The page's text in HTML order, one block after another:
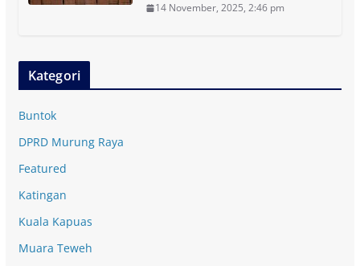
14 November, 2025, 2:46 pm
Kategori
Buntok
DPRD Murung Raya
Featured
Katingan
Kuala Kapuas
Muara Teweh